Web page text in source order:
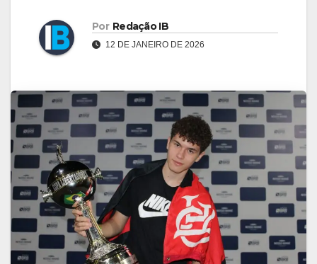
Por Redação IB
12 DE JANEIRO DE 2026